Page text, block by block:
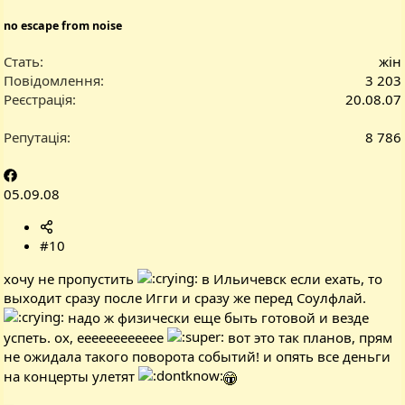
no escape from noise
Стать
жін
Повідомлення
3 203
Реєстрація
20.08.07
Репутація 8 786
05.09.08
#10
хочу не пропустить
в Ильичевск если ехать, то
выходит сразу после Игги и сразу же перед Соулфлай.
надо ж физически еще быть готовой и везде
успеть. ох, ееееееееееее
вот это так планов, прям
не ожидала такого поворота событий! и опять все деньги
на концерты улетят